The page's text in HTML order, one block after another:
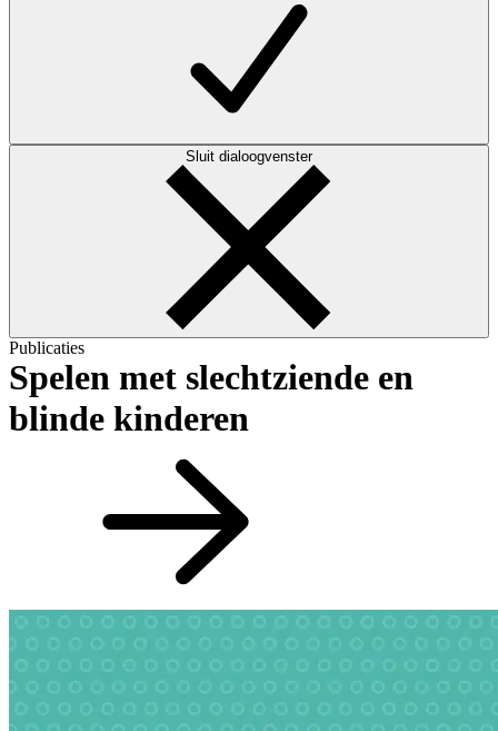
Sluit dialoogvenster
Publicaties
Spelen met slechtziende en
blinde kinderen